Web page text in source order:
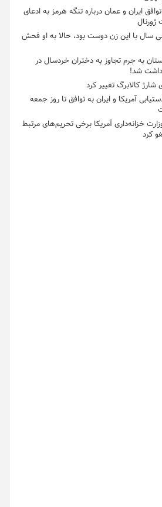
ایران و عمان درباره تنگه هرمز به ادعای
ژورنال
سال با این زن دوست بود، حالا به او فحش
به جرم تجاوز به دختران خردسال در
شد!
شارژ کالابرگ تغییر کرد
آمریکا و ایران به توافق تا روز جمعه
خزانه‌داری آمریکا برخی تحریم‌های مرتبط
کرد